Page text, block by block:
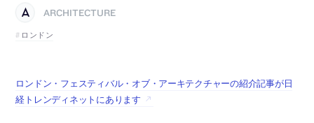
ARCHITECTURE
ロンドン
ロンドン・フェスティバル・オブ・アーキテクチャーの紹介記事が日
経トレンディネットにあります